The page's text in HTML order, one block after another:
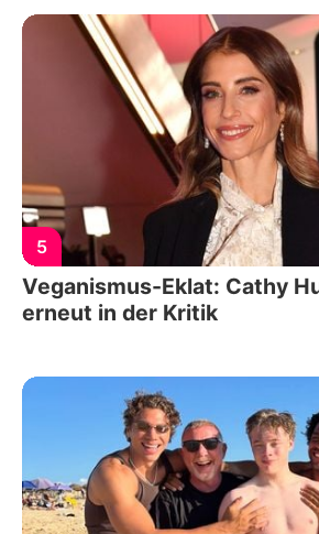
5
Veganismus-Eklat: Cathy
erneut in der Kritik